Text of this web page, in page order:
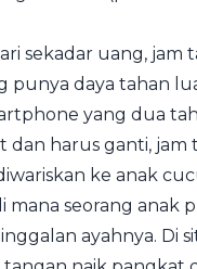
sekadar uang, jam
punya daya tahan
yang dua
dan harus ganti, jam
ke anak
mana seorang anak
ayahnya. Di